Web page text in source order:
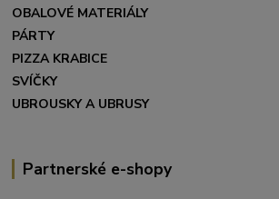
OBALOVÉ MATERIÁLY
PÁRTY
PIZZA KRABICE
SVÍČKY
UBROUSKY A UBRUSY
Partnerské e-shopy